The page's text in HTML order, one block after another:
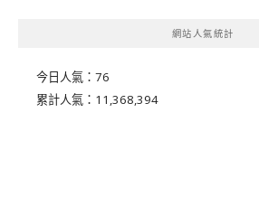
網站人氣統計
今日人氣： 76
累計人氣： 11,368,394